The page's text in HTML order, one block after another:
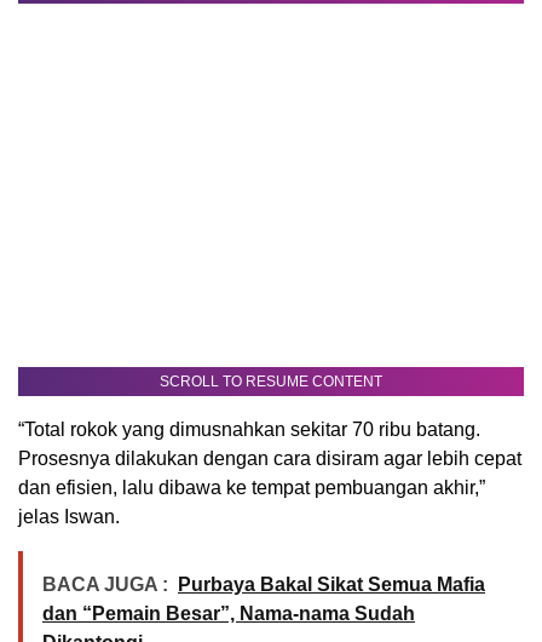
SCROLL TO RESUME CONTENT
“Total rokok yang dimusnahkan sekitar 70 ribu batang.
Prosesnya dilakukan dengan cara disiram agar lebih cepat
dan efisien, lalu dibawa ke tempat pembuangan akhir,”
jelas Iswan.
BACA JUGA :
Purbaya Bakal Sikat Semua Mafia
dan “Pemain Besar”, Nama-nama Sudah